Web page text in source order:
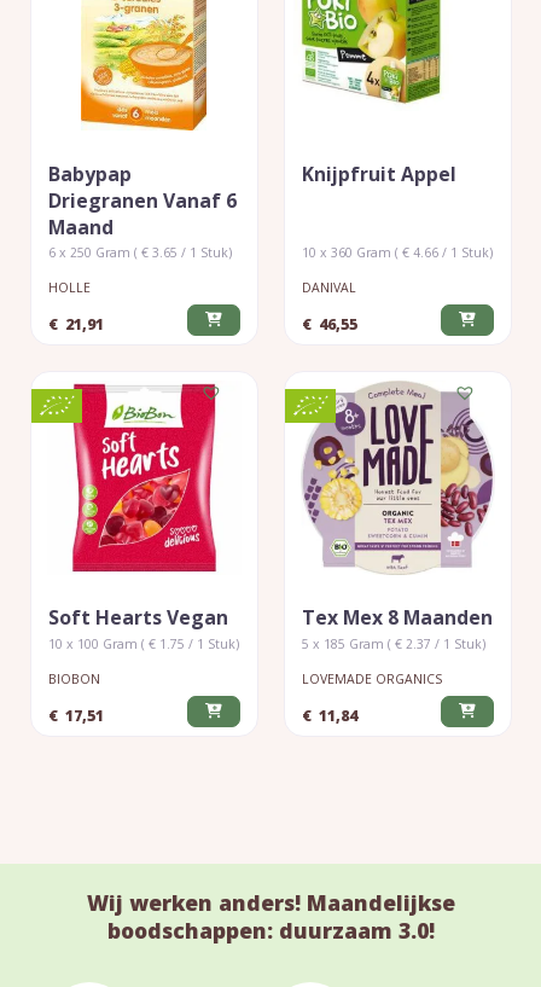
Babypap
Driegranen Vanaf 6
Maand
6 x 250 Gram ( € 3.65 / 1 Stuk)
HOLLE
€ 21,91
Knijpfruit Appel
10 x 360 Gram ( € 4.66 / 1 Stuk)
DANIVAL
€ 46,55
Soft Hearts Vegan
10 x 100 Gram ( € 1.75 / 1 Stuk)
BIOBON
€ 17,51
Tex Mex 8 Maanden
5 x 185 Gram ( € 2.37 / 1 Stuk)
LOVEMADE ORGANICS
€ 11,84
Wij werken anders! Maandelijkse
boodschappen: duurzaam 3.0!